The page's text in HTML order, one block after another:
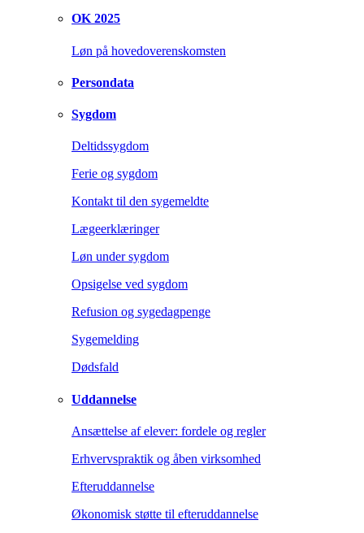
OK 2025
Løn på hovedoverenskomsten
Persondata
Sygdom
Deltidssygdom
Ferie og sygdom
Kontakt til den sygemeldte
Lægeerklæringer
Løn under sygdom
Opsigelse ved sygdom
Refusion og sygedagpenge
Sygemelding
Dødsfald
Uddannelse
Ansættelse af elever: fordele og regler
Erhvervspraktik og åben virksomhed
Efteruddannelse
Økonomisk støtte til efteruddannelse